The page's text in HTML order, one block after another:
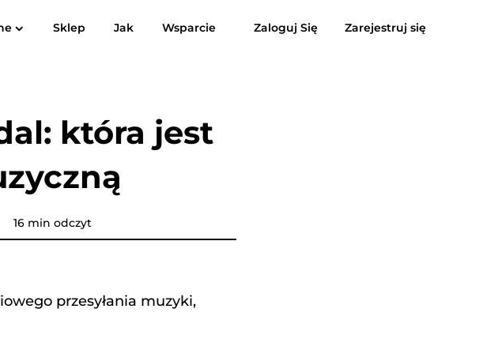
Sklep Jak Wsparcie Zaloguj Się Zarejestruj się
obsługiFAQ Recenzje Darmowe pobieranie Kup teraz
która jest
16 min odczyt
przesyłania muzyki,